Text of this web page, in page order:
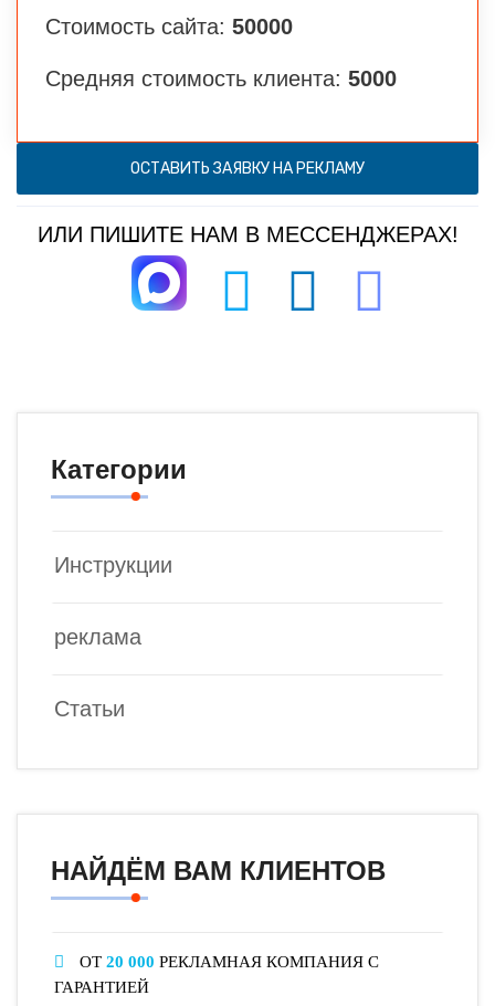
Стоимость сайта: 50000
Средняя стоимость клиента: 5000
ОСТАВИТЬ ЗАЯВКУ НА РЕКЛАМУ
ИЛИ ПИШИТЕ НАМ В МЕССЕНДЖЕРАХ!
Категории
Инструкции
реклама
Статьи
НАЙДЁМ ВАМ КЛИЕНТОВ
ОТ 20 000 РЕКЛАМНАЯ КОМПАНИЯ С
ГАРАНТИЕЙ